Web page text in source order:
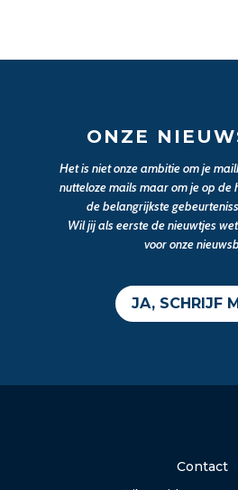
ONZE
Het is niet onze ambitie om je
nutteloze mails maar om je op de
de belangrijkste
Wil jij als eerste de nieuwtjes
voor onze
JA, SCHRIJF
Contact